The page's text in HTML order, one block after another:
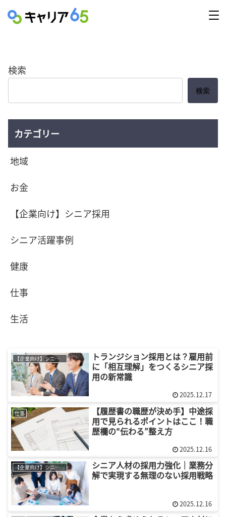
検索
検索
カテゴリー
地域
お金
【企業向け】シニア採用
シニア活躍事例
健康
仕事
生活
【企業向け】シニア採用
トランジション採用とは？雇用前
に「相互理解」をつくるシニア採
用の新常識
2025.12.17
仕事
【履歴書の職歴が決め手】中途採
用で見られるポイントはここ！職
歴欄の“伝わる”整え方
2025.12.16
【企業向け】シニア採用
シニア人材の採用力強化｜業務分
解で実現する無理のない採用戦略
2025.12.16